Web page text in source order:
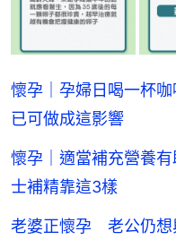
懷孕｜孕婦日喝一杯
已可做成這影響
懷孕｜適當補充營養
士補精靠這3樣
老婆正懷孕 老公仍